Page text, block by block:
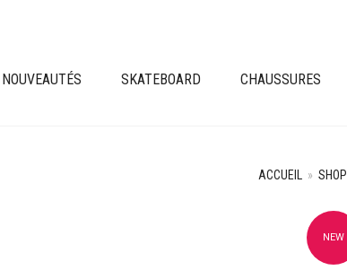
NOUVEAUTÉS SKATEBOARD CHAUSSURES
ACCUEIL » SHOP
NEW